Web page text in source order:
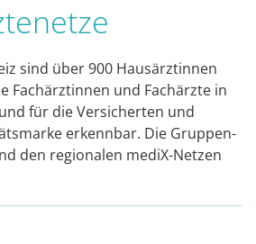
sind über 900 Hausärztinnen
Fachärztinnen und Fachärzte in
für die Versicherten und
erkennbar. Die Gruppen-
den regionalen mediX-Netzen